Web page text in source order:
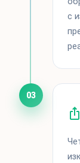
с
03